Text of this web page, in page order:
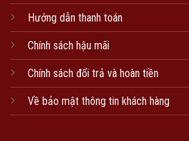
Hướng dẫn thanh toán
Chính sách hậu mãi
Chính sách đổi trả và hoàn tiền
Về bảo mật thông tin khách hàng